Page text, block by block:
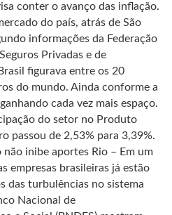
conter o avanço das inflação.
do país, atrás de São
informações da Federação
Privadas e de
figurava entre os 20
do mundo. Ainda conforme a
cada vez mais espaço.
do setor no Produto
passou de 2,53% para 3,39%.
não inibe aportes Rio – Em um
empresas brasileiras já estão
das turbulências no sistema
Nacional de